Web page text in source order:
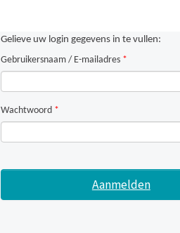
Gelieve uw login gegevens in te vullen:
Gebruikersnaam / E-mailadres *
Wachtwoord *